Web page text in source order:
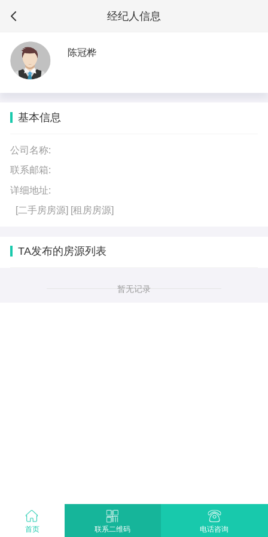
经纪人信息
首页 联系二维码 电话咨询
陈冠桦
基本信息
公司名称:
联系邮箱:
详细地址:
[二手房房源] [租房房源]
TA发布的房源列表
暂无记录